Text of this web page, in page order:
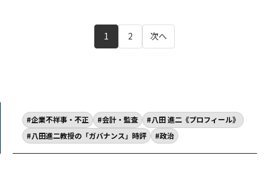
1 2 次へ
企業不祥事・不正 会計・監査
八田 進二《プロフィール》
八田進二教授の「ガバナンス」時評
政治